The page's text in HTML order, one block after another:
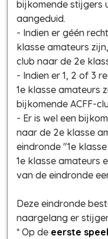
bijkomende stijgers
aangeduid.
- Indien er géén
klasse amateurs
club naar de 2e
- Indien er 1, 2 of 3
1e klasse amateurs
bijkomende ACFF-
- Er is wel een
naar de 2e klasse
eindronde "1e
1e klasse amateurs
van de eindronde
Deze eindronde
naargelang er
* Op de eerste